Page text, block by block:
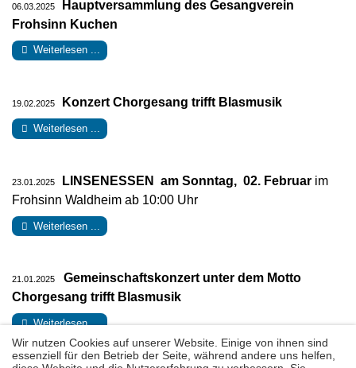
06.03.2025
Hauptversammlung des Gesangverein
Frohsinn Kuchen
Weiterlesen ...
19.02.2025 Konzert Chorgesang trifft Blasmusik
Weiterlesen ...
23.01.2025 LINSENESSEN am Sonntag, 02. Februar im
Frohsinn Waldheim ab 10:00 Uhr
Weiterlesen ...
21.01.2025
Gemeinschaftskonzert unter dem Motto
Chorgesang trifft Blasmusik
Weiterlesen ...
Wir nutzen Cookies auf unserer Website. Einige von ihnen sind
essenziell für den Betrieb der Seite, während andere uns helfen,